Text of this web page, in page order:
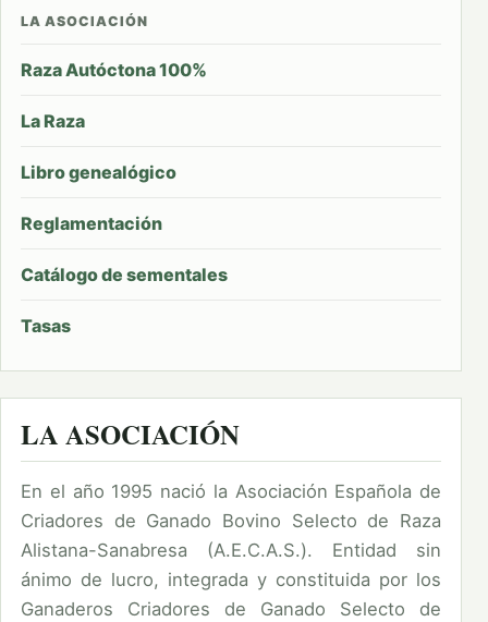
LA ASOCIACIÓN
Raza Autóctona 100%
La Raza
Libro genealógico
Reglamentación
Catálogo de sementales
Tasas
LA ASOCIACIÓN
En el año 1995 nació la Asociación Española de
Criadores de Ganado Bovino Selecto de Raza
Alistana-Sanabresa (A.E.C.A.S.). Entidad sin
ánimo de lucro, integrada y constituida por los
Ganaderos Criadores de Ganado Selecto de